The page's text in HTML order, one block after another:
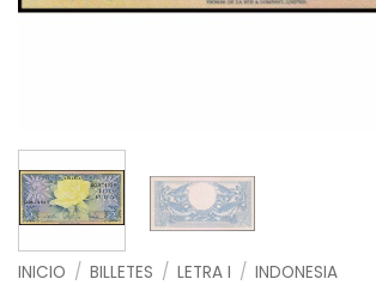
INICIO / BILLETES / LETRA I / INDONESIA